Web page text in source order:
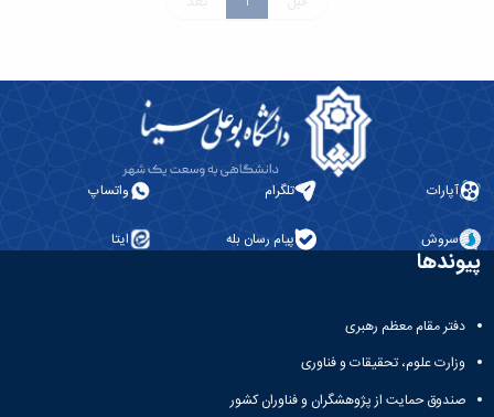
و
های
فرم
های
آپارات تلگرام واتساپ
سروش پیام رسان بله ایتا
پیوندها
دفتر مقام معظم رهبری
وزارت علوم، تحقیقات و فناوری
صندوق حمایت از پژوهشگران و فناوران کشور